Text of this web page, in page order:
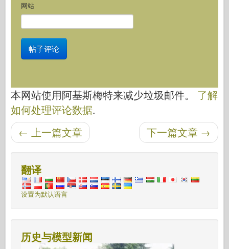
网站
本网站使用阿基斯梅特来减少垃圾邮件。 了解
如何处理评论数据.
后导航 下一篇文章 →
← 上一篇文章
翻译
设置为默认语言
历史与模型新闻